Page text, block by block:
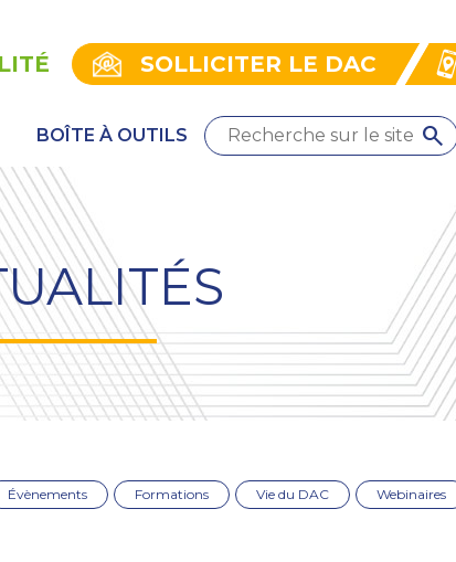
SOLLICITER LE DAC
BOÎTE À OUTILS
Évènements Formations Vie du DAC Webinaires